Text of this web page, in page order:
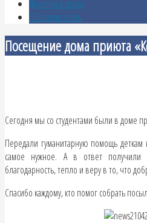
Доступная среда
Обратная связь
Посещение дома приюта
Сегодня мы со студентами были в доме
Передали гуманитарную помощь
самое нужное. А в ответ
благодарность, тепло и веру в то, что
Спасибо каждому, кто помог собрать